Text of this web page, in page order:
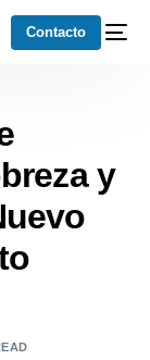
Contacto
y